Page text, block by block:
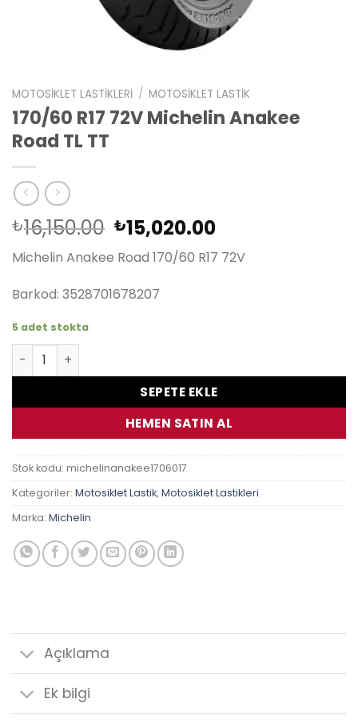
MOTOSIKLET LASTIKLERI / MOTOSIKLET LASTIK
170/60 R17 72V Michelin Anakee
Road TL TT
₺16,150.00 Orijinal
fiyat:
₺16,150.00.
₺15,020.00Şu
andaki
fiyat:
Michelin Anakee Road 170/60 R17 72V
Barkod: 3528701678207
5 adet stokta
170/60 R17 72V Michelin Anakee Road TL TT adet
SEPETE EKLE
HEMEN SATIN AL
Stok kodu: michelinanakee1706017
Kategoriler: Motosiklet Lastik, Motosiklet Lastikleri
Marka: Michelin
Açıklama
Ek bilgi